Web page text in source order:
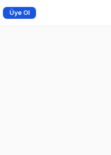
Üye Ol